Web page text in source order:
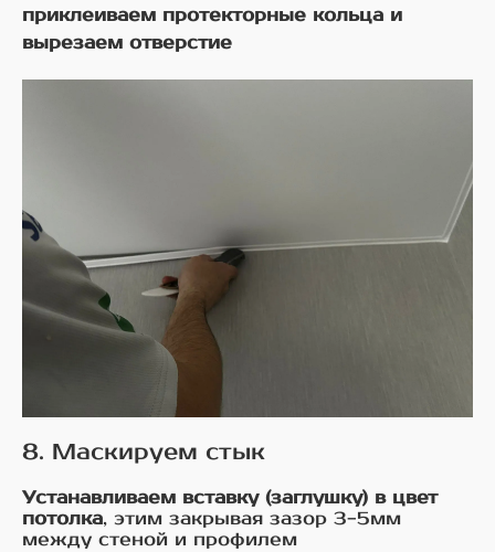
приклеиваем протекторные кольца и
вырезаем отверстие
8. Маскируем стык
Устанавливаем вставку (заглушку) в цвет
потолка, этим закрывая зазор 3-5мм
между стеной и профилем